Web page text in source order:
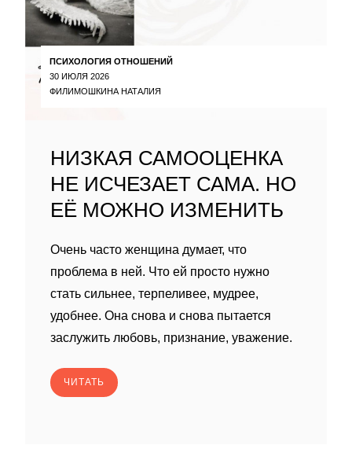
ПСИХОЛОГИЯ ОТНОШЕНИЙ
30 ИЮЛЯ 2026
ФИЛИМОШКИНА НАТАЛИЯ
НИЗКАЯ САМООЦЕНКА
НЕ ИСЧЕЗАЕТ САМА. НО
ЕЁ МОЖНО ИЗМЕНИТЬ
Очень часто женщина думает, что
проблема в ней. Что ей просто нужно
стать сильнее, терпеливее, мудрее,
удобнее. Она снова и снова пытается
заслужить любовь, признание, уважение.
ЧИТАТЬ